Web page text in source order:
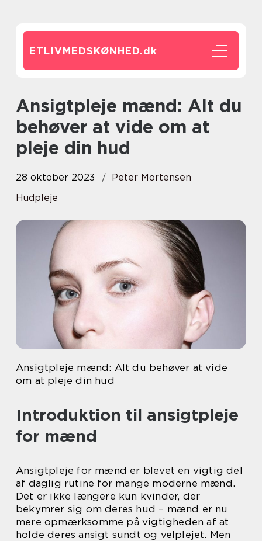
ETLIVMEDSKØNHED.dk
Ansigtpleje mænd: Alt du
behøver at vide om at
pleje din hud
28 oktober 2023
Peter Mortensen
Hudpleje
Ansigtpleje mænd: Alt du behøver at vide
om at pleje din hud
Introduktion til ansigtpleje
for mænd
Ansigtpleje for mænd er blevet en vigtig del
af daglig rutine for mange moderne mænd.
Det er ikke længere kun kvinder, der
bekymrer sig om deres hud – mænd er nu
mere opmærksomme på vigtigheden af at
holde deres ansigt sundt og velplejet. Men